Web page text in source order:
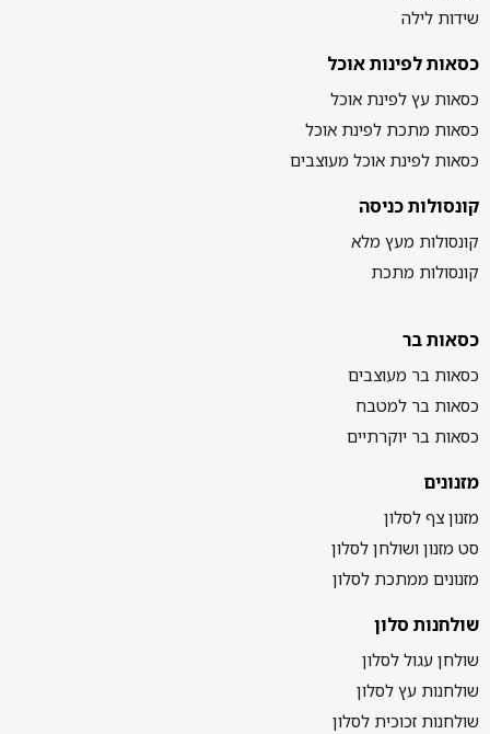
שידות לילה
כסאות לפינות אוכל
כסאות עץ לפינת אוכל
כסאות מתכת לפינת אוכל
כסאות לפינת אוכל מעוצבים
קונסולות כניסה
קונסולות מעץ מלא
קונסולות מתכת
כסאות בר
כסאות בר מעוצבים
כסאות בר למטבח
כסאות בר יוקרתיים
מזנונים
מזנון צף לסלון
סט מזנון ושולחן לסלון
מזנונים ממתכת לסלון
שולחנות סלון
שולחן עגול לסלון
שולחנות עץ לסלון
שולחנות זכוכית לסלון